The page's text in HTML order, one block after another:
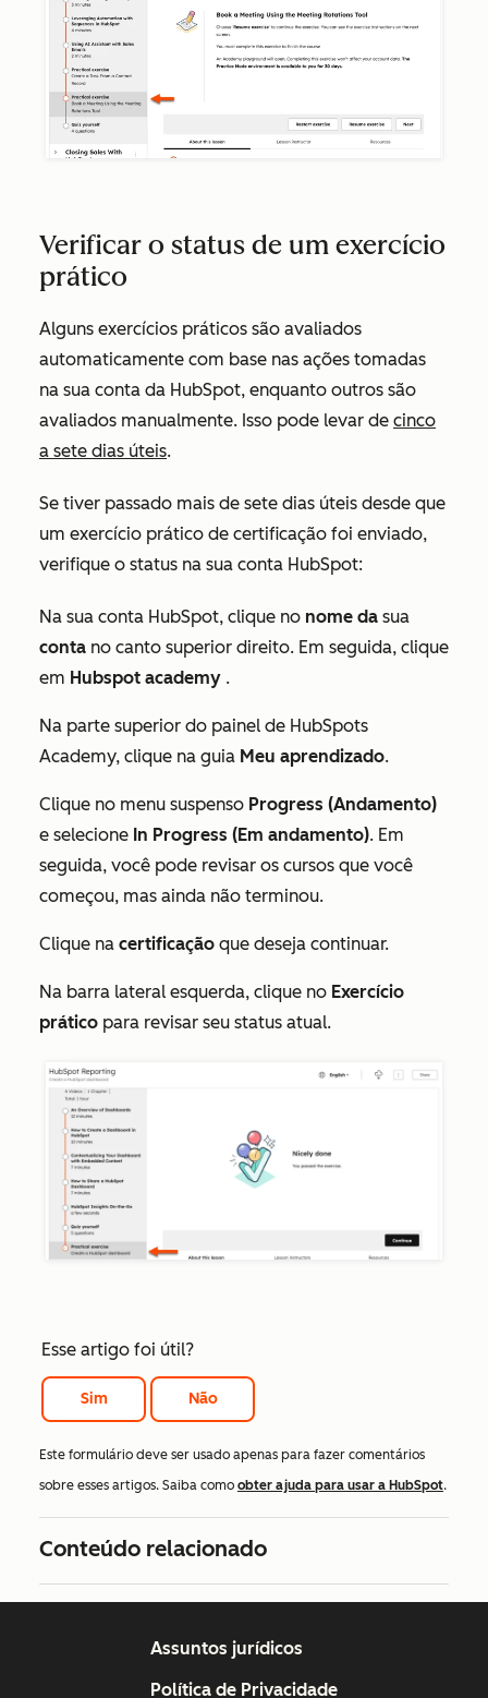
Verificar o status de um exercício
prático
Alguns exercícios práticos são avaliados
automaticamente com base nas ações tomadas
na sua conta da HubSpot, enquanto outros são
avaliados manualmente. Isso pode levar de cinco
a sete dias úteis.
Se tiver passado mais de sete dias úteis desde que
um exercício prático de certificação foi enviado,
verifique o status na sua conta HubSpot:
Na sua conta HubSpot, clique no nome da sua
conta no canto superior direito. Em seguida, clique
em Hubspot academy .
Na parte superior do painel de HubSpots
Academy, clique na guia Meu aprendizado.
Clique no menu suspenso Progress (Andamento)
e selecione In Progress (Em andamento). Em
seguida, você pode revisar os cursos que você
começou, mas ainda não terminou.
Clique na certificação que deseja continuar.
Na barra lateral esquerda, clique no Exercício
prático para revisar seu status atual.
Esse artigo foi útil?
Sim Não
Este formulário deve ser usado apenas para fazer comentários
sobre esses artigos. Saiba como obter ajuda para usar a HubSpot.
Conteúdo relacionado
Assuntos jurídicos
Política de Privacidade